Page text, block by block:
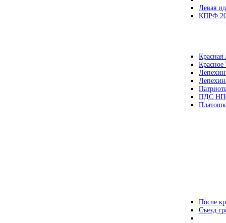
Левая
КПРФ
Красная
ПДС
После
Съезд